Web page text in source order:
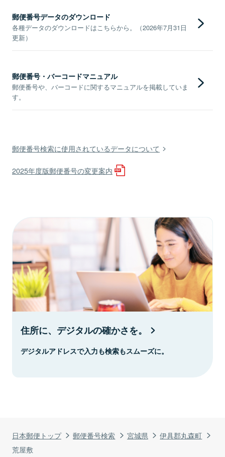
日本郵便トップ 郵便番号検索 宮城県
伊具郡丸森町
荒屋敷
郵便番号データのダウンロード
各種データのダウンロードはこちらから。（2026年7月31日
更新）
郵便番号・バーコードマニュアル
郵便番号や、バーコードに関するマニュアルを掲載していま
す。
郵便番号検索に使用されているデータについて
2025年度版郵便番号の変更案内
住所に、デジタルの確かさを。
デジタルアドレスで入力も検索もスムーズに。